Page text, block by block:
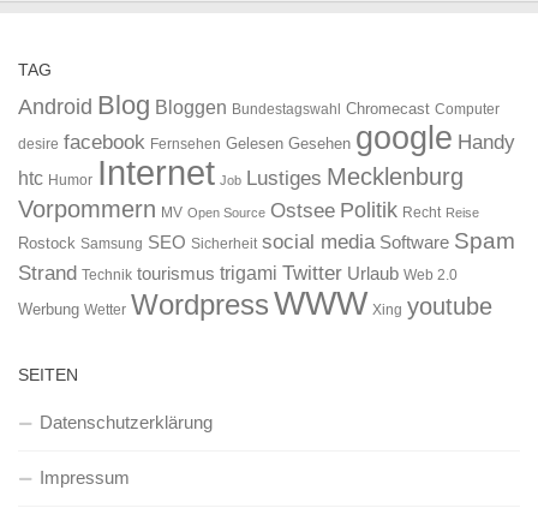
TAG
Android Blog Bloggen Bundestagswahl Chromecast Computer
desire facebook Fernsehen Gelesen Gesehen google Handy
htc Humor Internet Job Lustiges Mecklenburg
Vorpommern MV Open Source Ostsee Politik Recht Reise
Rostock Samsung SEO Sicherheit social media Software Spam
Strand Technik tourismus trigami Twitter Urlaub Web 2.0
Werbung Wetter WordpressWWW Xing youtube
SEITEN
Datenschutzerklärung
Impressum